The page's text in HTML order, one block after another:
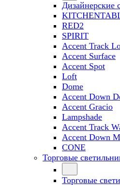
Дизайнерские
RED2
SPIRIT
Accent Track
Accent Surface
Accent Spot
Loft
Dome
Accent Down
Accent Gracio
Lampshade
Accent Track
Accent Down
CONE
Торговые
Торговые